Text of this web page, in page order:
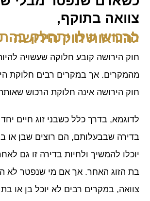
format_underlined הוסף קו תחתון לקישורים
font_download סמן קישורים
לאפס את כל
cached
צוואה בתוקף,
הרכוש שלו יתחלק בהתאם להוראות חוק הירושה
חוק הירושה קובע חלוקה שעשויה
מהמקרים. אך במקרים רבים חלוקת
חוק הירושה אינה חלוקת הרכוש
לדוגמא, בדרך כלל כשבני זוג חיים
בדירה שבבעלותם, הם רוצים שבן או
יוכלו להמשיך ולחיות בדירה זו גם
בת הזוג האחר. אך אם מי שנפטר לא
צוואה, במקרים רבים לא יוכל בן או בת